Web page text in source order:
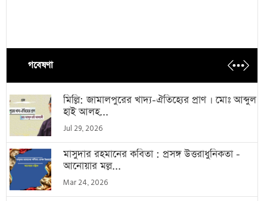
গবেষণা
মিল্লি: জামালপুরের খাদ্য-ঐতিহ্যের প্রাণ । মোঃ আব্দুল
হাই আলহ...
Jul 29, 2026
মাসুদার রহমানের কবিতা : প্রসঙ্গ উত্তরাধুনিকতা -
আনোয়ার মল্ল...
Mar 24, 2026